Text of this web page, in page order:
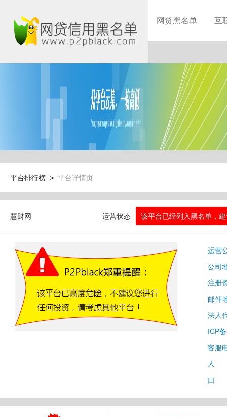
网贷黑名单 互
平台排行榜 > 平台详情页
慧财网 运营状态 该平台已经列入黑名单，
运营
公司
注册
邮件
法人
ICP
客服
人
口